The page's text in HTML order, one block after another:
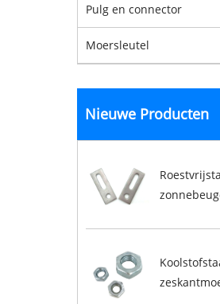
Pulg en connector
Moersleutel
Nieuwe Producten